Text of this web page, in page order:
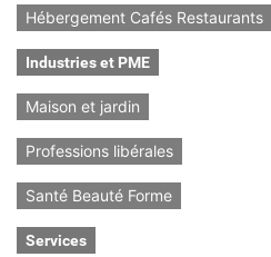
Hébergement Cafés Restaurants
Industries et PME
Maison et jardin
Professions libérales
Santé Beauté Forme
Services